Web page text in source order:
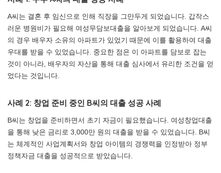
A씨는 결혼 후 임신으로 인해 직장을 그만두게 되었습니다. 갑작스
러운 병원비가 필요해 여성무담보대출을 알아보게 되었습니다. A씨
의 경우 배우자 소유의 아파트가 있었기 때문에 이를 활용하여 대출
우대를 받을 수 있었습니다. 중요한 점은 이 아파트를 담보로 잡는
것이 아니라, 배우자의 자산을 통해 대출 심사에서 유리한 조건을 얻
었다는 것입니다.
사례 2: 창업 준비 중인 B씨의 대출 성공 사례
B씨는 창업을 준비하면서 초기 자금이 필요했습니다. 여성창업대출
을 통해 낮은 금리로 3,000만 원의 대출을 받을 수 있었습니다. B씨
는 체계적인 사업계획서와 창업 아이템의 경쟁력을 인정받아 정부
정책자금 대출을 성공적으로 받았습니다.